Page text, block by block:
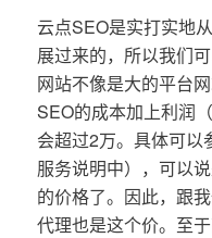
云点SEO是实打实地
展过来的，所以我们
网站不像是大的平台
SEO的成本加上利润
会超过2万。具体可以
服务说明中），可以
的价格了。因此，跟
代理也是这个价。至